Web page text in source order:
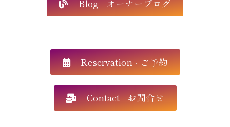
Blog - オーナーブログ
Reservation - ご予約
Contact - お問合せ